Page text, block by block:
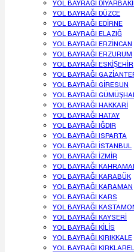
YOL BAYRAĞI
YOL BAYRAĞI DÜZCE
YOL BAYRAĞI EDİRNE
YOL BAYRAĞI ELAZIĞ
YOL BAYRAĞI ERZİNCAN
YOL BAYRAĞI ERZURUM
YOL BAYRAĞI ESKİŞEHİR
YOL BAYRAĞI
YOL BAYRAĞI GİRESUN
YOL BAYRAĞI
YOL BAYRAĞI HAKKARİ
YOL BAYRAĞI HATAY
YOL BAYRAĞI IĞDIR
YOL BAYRAĞI ISPARTA
YOL BAYRAĞI İSTANBUL
YOL BAYRAĞI İZMİR
YOL BAYRAĞI
YOL BAYRAĞI KARABÜK
YOL BAYRAĞI KARAMAN
YOL BAYRAĞI KARS
YOL BAYRAĞI
YOL BAYRAĞI KAYSERİ
YOL BAYRAĞI KİLİS
YOL BAYRAĞI KIRIKKALE
YOL BAYRAĞI